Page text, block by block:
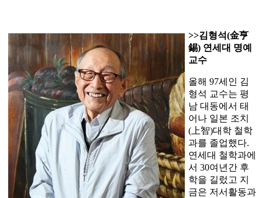
>>김형석(金亨
錫) 연세대 명예
교수
올해 97세인 김
형석 교수는 평
남 대동에서 태
어나 일본 조치
(上智)대학 철학
과를 졸업했다.
연세대 철학과에
서 30여년간 후
학을 길렀고 지
금은 저서활동과